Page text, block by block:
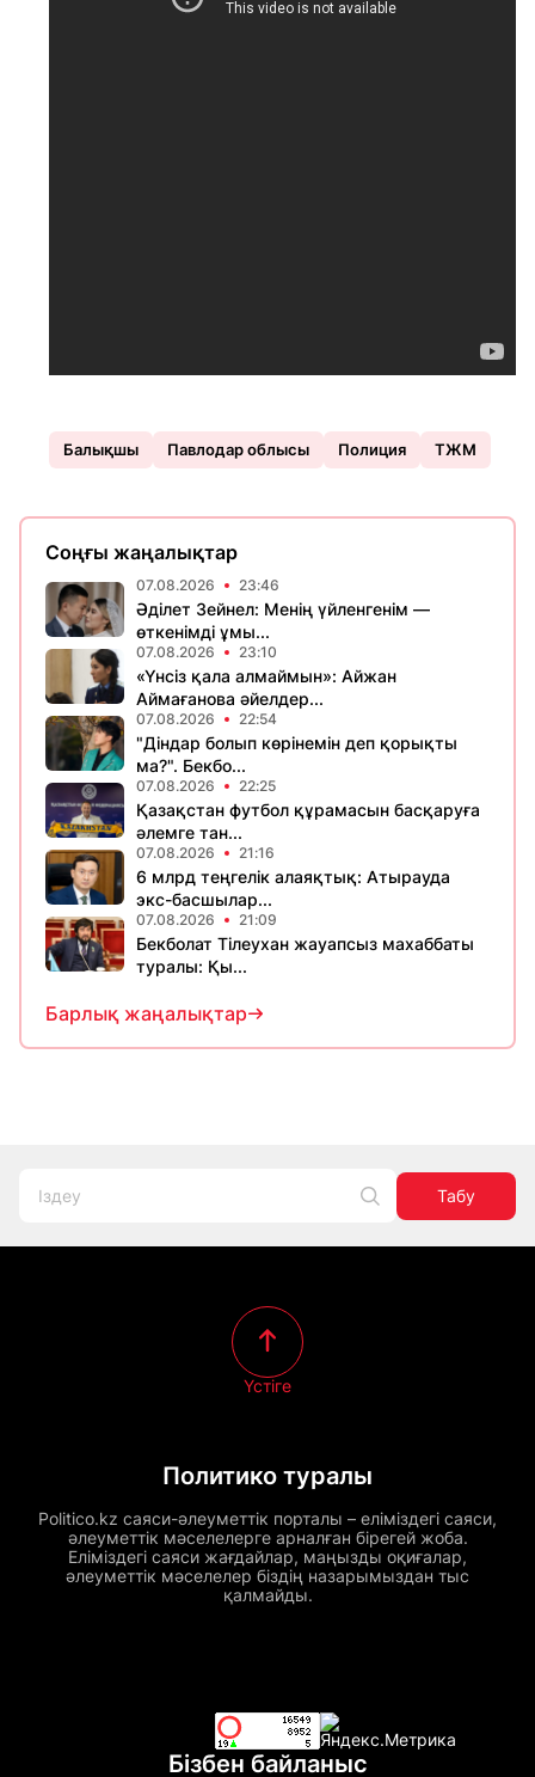
Балықшы Павлодар облысы Полиция ТЖМ
Соңғы жаңалықтар
07.08.2026 23:46
Әділет Зейнел: Менің үйленгенім —
өткенімді ұмы...
07.08.2026 23:10
«Үнсіз қала алмаймын»: Айжан
Аймағанова әйелдер...
07.08.2026 22:54
"Діндар болып көрінемін деп қорықты
ма?". Бекбо...
07.08.2026 22:25
Қазақстан футбол құрамасын басқаруға
әлемге тан...
07.08.2026 21:16
6 млрд теңгелік алаяқтық: Атырауда
экс-басшылар...
07.08.2026 21:09
Бекболат Тілеухан жауапсыз махаббаты
туралы: Қы...
Барлық жаңалықтар
Табу
Политико туралы
Politico.kz саяси-әлеуметтік порталы – еліміздегі саяси,
әлеуметтік мәселелерге арналған бірегей жоба.
Еліміздегі саяси жағдайлар, маңызды оқиғалар,
әлеуметтік мәселелер біздің назарымыздан тыс
қалмайды.
Үстіге
Бізбен байланыс